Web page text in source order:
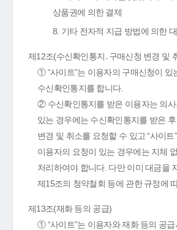
상품권에 의한 결제
8. 기타 전자적 지급 방법에 의한
제12조(수신확인통지․구매신청 변경 및
① “사이트”는 이용자의 구매신청이 있
수신확인통지를 합니다.
② 수신확인통지를 받은 이용자는 의
있는 경우에는 수신확인통지를 받은
변경 및 취소를 요청할 수 있고 “사이트
이용자의 요청이 있는 경우에는 지체
처리하여야 합니다. 다만 이미 대금을
제15조의 청약철회 등에 관한 규정에
제13조(재화 등의 공급)
① “사이트”는 이용자와 재화 등의 공급